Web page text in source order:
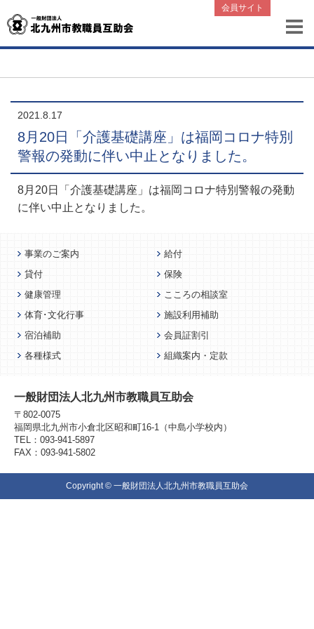
会員サイト
2021.8.17
8月20日「介護基礎講座」は福岡コロナ特別
警報の発動に伴い中止となりました。
8月20日「介護基礎講座」は福岡コロナ特別警報の発動
に伴い中止となりました。
事業のご案内
給付
貸付
保険
健康管理
こころの相談室
体育･文化行事
施設利用補助
宿泊補助
会員証割引
各種様式
組織案内・定款
一般財団法人北九州市教職員互助会
〒802-0075
福岡県北九州市小倉北区昭和町16-1（中島小学校内）
TEL：093-941-5897
FAX：093-941-5802
Copyright © 一般財団法人北九州市教職員互助会